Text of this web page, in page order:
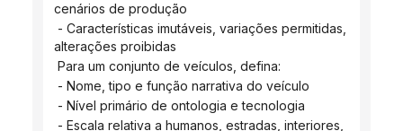
cenários de produção
alterações proibidas
Para um conjunto de veículos, defina:
- Nome, tipo e função narrativa do veículo
- Nível primário de ontologia e tecnologia